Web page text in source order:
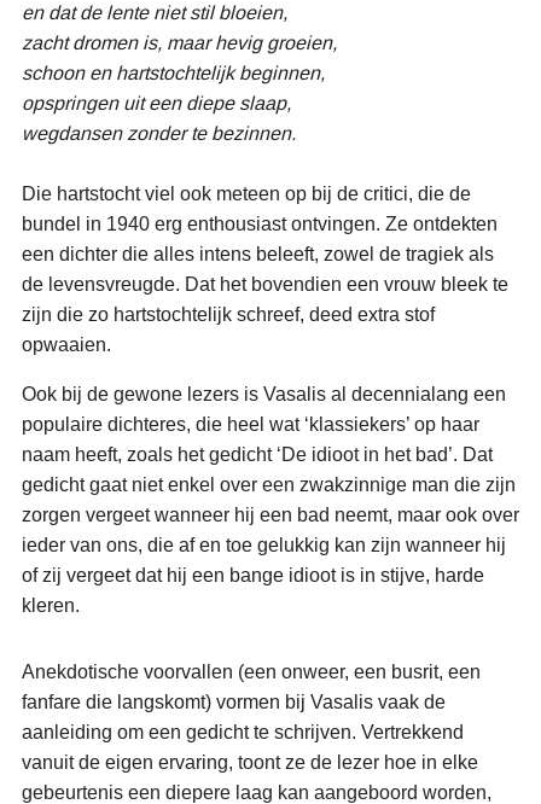
en dat de lente niet stil bloeien,
zacht dromen is, maar hevig groeien,
schoon en hartstochtelijk beginnen,
opspringen uit een diepe slaap,
wegdansen zonder te bezinnen.
Die hartstocht viel ook meteen op bij de critici, die de
bundel in 1940 erg enthousiast ontvingen. Ze ontdekten
een dichter die alles intens beleeft, zowel de tragiek als
de levensvreugde. Dat het bovendien een vrouw bleek te
zijn die zo hartstochtelijk schreef, deed extra stof
opwaaien.
Ook bij de gewone lezers is Vasalis al decennialang een
populaire dichteres, die heel wat ‘klassiekers’ op haar
naam heeft, zoals het gedicht ‘De idioot in het bad’. Dat
gedicht gaat niet enkel over een zwakzinnige man die zijn
zorgen vergeet wanneer hij een bad neemt, maar ook over
ieder van ons, die af en toe gelukkig kan zijn wanneer hij
of zij vergeet dat hij een bange idioot is in stijve, harde
kleren.
Anekdotische voorvallen (een onweer, een busrit, een
fanfare die langskomt) vormen bij Vasalis vaak de
aanleiding om een gedicht te schrijven. Vertrekkend
vanuit de eigen ervaring, toont ze de lezer hoe in elke
gebeurtenis een diepere laag kan aangeboord worden,